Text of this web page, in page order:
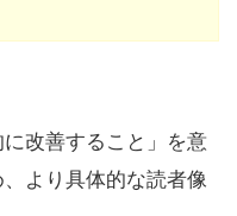
改善すること」を意
より具体的な読者像